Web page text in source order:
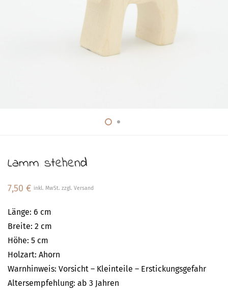
Lamm stehend
7,50 € inkl. MwSt. zzgl. Versand
Länge: 6 cm
Breite: 2 cm
Höhe: 5 cm
Holzart: Ahorn
Warnhinweis: Vorsicht – Kleinteile – Erstickungsgefahr
Altersempfehlung: ab 3 Jahren